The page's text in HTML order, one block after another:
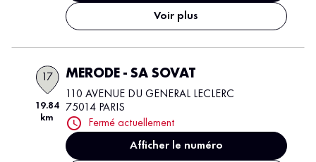
Voir plus
17
19.84
km
MERODE - SA SOVAT
110 AVENUE DU GENERAL LECLERC
75014 PARIS
Fermé actuellement
Afficher le numéro